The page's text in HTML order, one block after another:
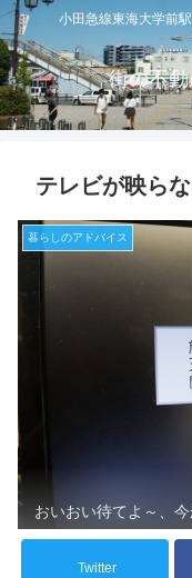
小田急線東海大学前
街の不
テレビが映ら
暮らしのアドバイス
おいおい待てよ～、
Twitter